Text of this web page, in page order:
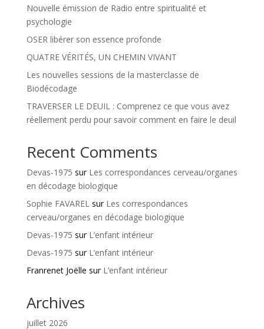
Nouvelle émission de Radio entre spiritualité et
psychologie
OSER libérer son essence profonde
QUATRE VÉRITÉS, UN CHEMIN VIVANT
Les nouvelles sessions de la masterclasse de
Biodécodage
TRAVERSER LE DEUIL : Comprenez ce que vous avez
réellement perdu pour savoir comment en faire le deuil
Recent Comments
Devas-1975 sur Les correspondances cerveau/organes
en décodage biologique
Sophie FAVARELsur Les correspondances
cerveau/organes en décodage biologique
Devas-1975 sur L’enfant intérieur
Devas-1975 sur L’enfant intérieur
Franrenet Joëlle sur L’enfant intérieur
Archives
juillet 2026